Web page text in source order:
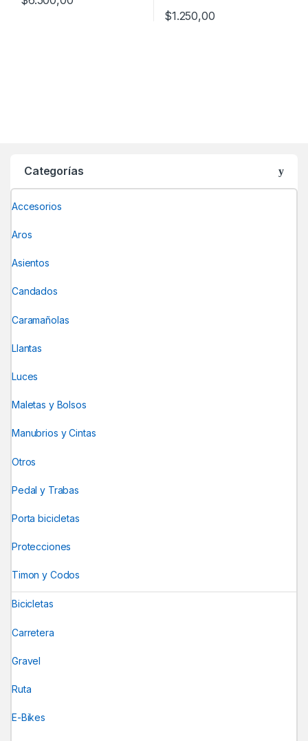
$1.250,00
Este producto tiene múltiples
Categorías
Accesorios
Aros
Asientos
Candados
Caramañolas
Llantas
Luces
Maletas y Bolsos
Manubrios y Cintas
Otros
Pedal y Trabas
Porta bicicletas
Protecciones
Timon y Codos
Bicicletas
Carretera
Gravel
Ruta
E-Bikes